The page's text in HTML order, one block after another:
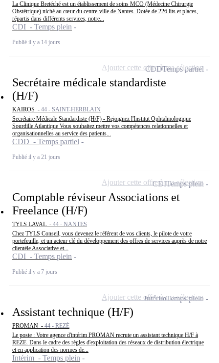
La Clinique Bretéché est un établissement de soins MCO (Médecine Chirurgie
Obstétrique) niché au cœur du centre-ville de Nantes. Dotée de 226 lits et places,
répartis dans différents services, notre...
CDI - Temps plein
Publié il y a 14 jours
Secrétaire médicale standardiste
(H/F)
KAIROS - 44 - SAINT-HERBLAIN
Secrétaire Médicale Standardiste (H/F) - Rejoignez l'Institut Ophtalmologique
Sourdille Atlantique Vous souhaitez mettre vos compétences relationnelles et
organisationnelles au service des patients...
CDD - Temps partiel
Publié il y a 21 jours
CDDTemps partiel
Ajouter cette offre à ma sélection
Comptable réviseur Associations et
Freelance (H/F)
TYLS LAVAL - 44 - NANTES
Chez TYLS Conseil, vous devenez le référent de vos clients, le pilote de votre
portefeuille, et un acteur clé du développement des offres de services auprès de notre
clientèle Associative et...
CDI - Temps plein
Publié il y a 7 jours
CDITemps plein
Ajouter cette offre à ma sélection
Assistant technique (H/F)
PROMAN - 44 - REZÉ
Le poste : Votre agence d'intérim PROMAN recrute un assistant technique H/F à
REZE. Dans le cadre des règles d'exploitation des réseaux de distribution électrique
et en application des normes de...
Intérim - Temps plein
IntérimTemps plein
Ajouter cette offre à ma sélection